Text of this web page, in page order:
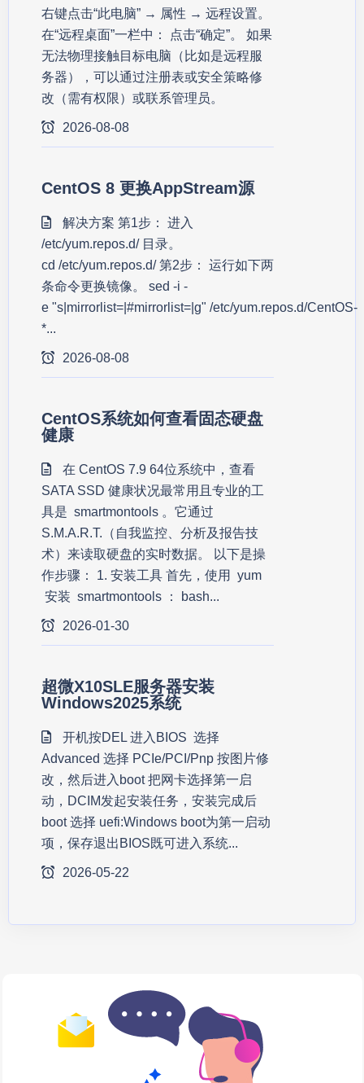
右键点击“此电脑” → 属性 → 远程设置。
在“远程桌面”一栏中： 点击“确定”。 如果
无法物理接触目标电脑（比如是远程服
务器），可以通过注册表或安全策略修
改（需有权限）或联系管理员。
2026-08-08
CentOS 8 更换AppStream源
解决方案 第1步： 进入
/etc/yum.repos.d/ 目录。
cd /etc/yum.repos.d/ 第2步： 运行如下两
条命令更换镜像。 sed -i -
e "s|mirrorlist=|#mirrorlist=|g" /etc/yum.repos.d/CentOS-
*...
2026-08-08
CentOS系统如何查看固态硬盘
健康
在 CentOS 7.9 64位系统中，查看
SATA SSD 健康状况最常用且专业的工
具是 smartmontools 。它通过
S.M.A.R.T.（自我监控、分析及报告技
术）来读取硬盘的实时数据。 以下是操
作步骤： 1. 安装工具 首先，使用 yum
安装 smartmontools ： bash...
2026-01-30
超微X10SLE服务器安装
Windows2025系统
开机按DEL 进入BIOS 选择
Advanced 选择 PCIe/PCI/Pnp 按图片修
改，然后进入boot 把网卡选择第一启
动，DCIM发起安装任务，安装完成后
boot 选择 uefi:Windows boot为第一启动
项，保存退出BIOS既可进入系统...
2026-05-22